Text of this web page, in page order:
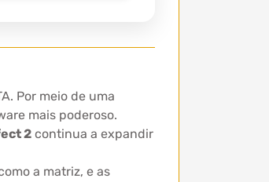
Por meio de uma
mais poderoso.
2 continua a expandir
a matriz, e as